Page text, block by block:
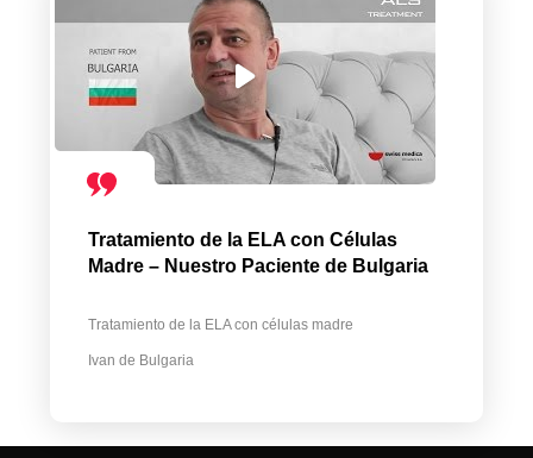
Tratamiento de la ELA con Células
Madre – Nuestro Paciente de Bulgaria
Tratamiento de la ELA con células madre
Ivan de Bulgaria